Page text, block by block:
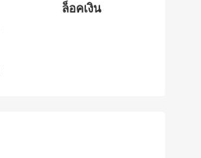
ล็อคเงิน